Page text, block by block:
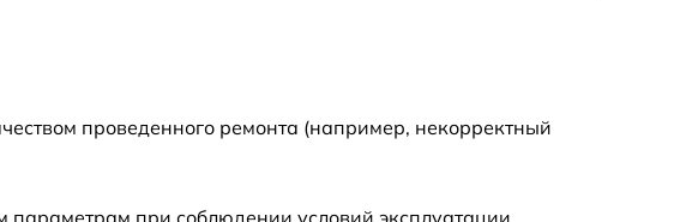
проведенного ремонта (например, некорректный
при соблюдении условий эксплуатации.